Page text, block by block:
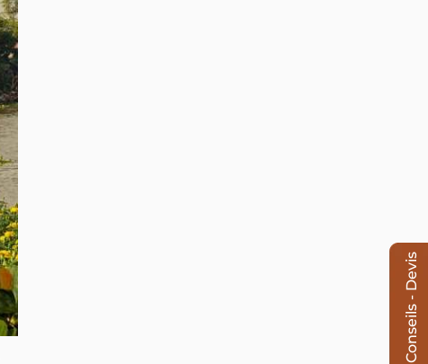
Conseils - Devis